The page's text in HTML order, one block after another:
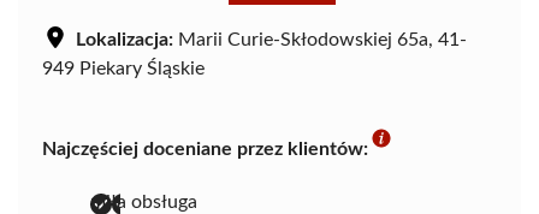
Lokalizacja: Marii Curie-Skłodowskiej 65a, 41-
949 Piekary Śląskie
Najczęściej doceniane przez klientów:
miła obsługa